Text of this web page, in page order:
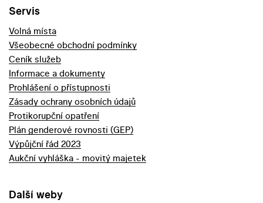
Servis
Volná místa
Všeobecné obchodní podmínky
Ceník služeb
Informace a dokumenty
Prohlášení o přístupnosti
Zásady ochrany osobních údajů
Protikorupční opatření
Plán genderové rovnosti (GEP)
Výpůjční řád 2023
Aukční vyhláška - movitý majetek
Další weby